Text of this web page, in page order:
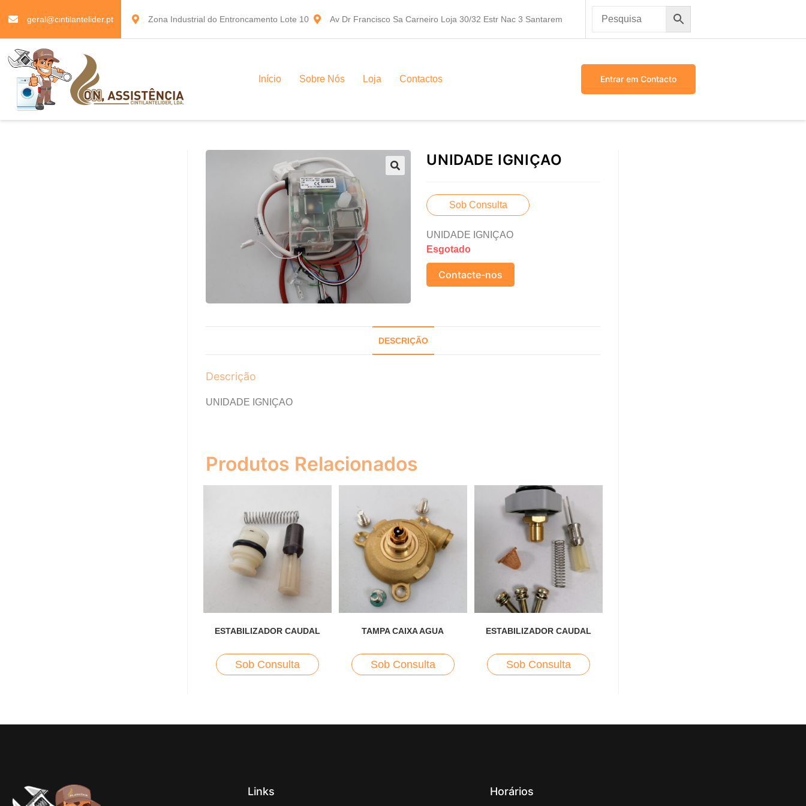
geral@cintilantelider.pt Zona Industrial do Entroncamento Lote 10 Av Dr Francisco Sa Carneiro Loja 30/32 Estr Nac 3 Santarem
Início Sobre Nós Loja Contactos Entrar em Contacto
UNIDADE IGNIÇAO
Sob Consulta
UNIDADE IGNIÇAO
Esgotado
Contacte-nos
DESCRIÇÃO
Descrição
UNIDADE IGNIÇAO
Produtos Relacionados
ESTABILIZADOR CAUDAL
Sob Consulta
TAMPA CAIXA AGUA
Sob Consulta
ESTABILIZADOR CAUDAL
Sob Consulta
Links Horários